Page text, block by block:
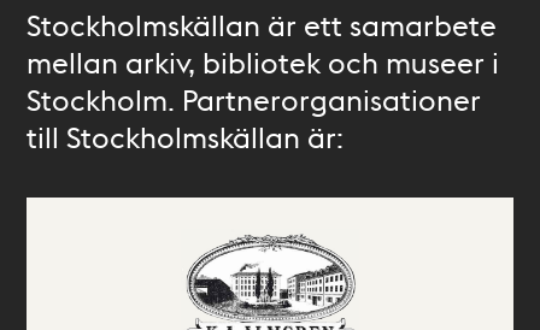
Stockholmskällan är ett samarbete
mellan arkiv, bibliotek och museer i
Stockholm. Partnerorganisationer
till Stockholmskällan är: